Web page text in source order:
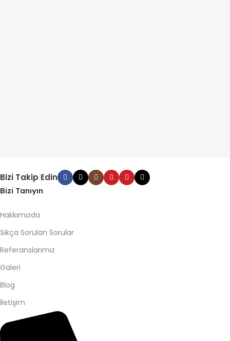
Bizi Takip Edin
Bizi Tanıyın
Hakkımızda
Sıkça Sorulan Sorular
Referanslarımız
Galeri
Blog
İletişim